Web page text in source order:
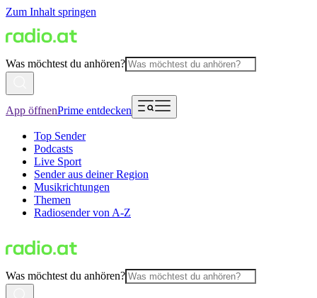
Zum Inhalt springen
Was möchtest du anhören?
App öffnenPrime entdecken
Top Sender
Podcasts
Live Sport
Sender aus deiner Region
Musikrichtungen
Themen
Radiosender von A-Z
Was möchtest du anhören?